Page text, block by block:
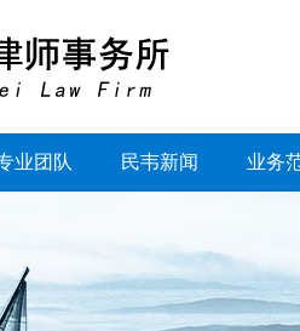
业团队 民韦新闻 业务